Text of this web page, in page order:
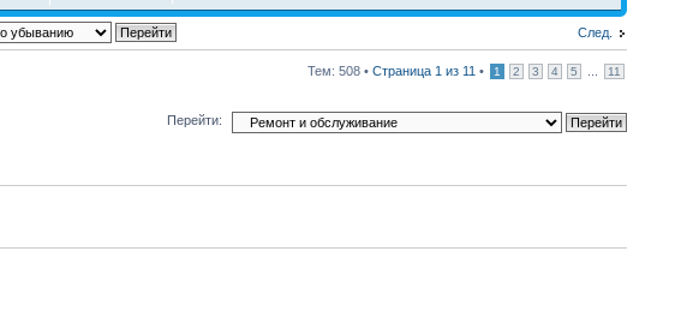
След.
Тем: 508 • Страница 1 из 11 • 1 2 3 4 5 11
Перейти: